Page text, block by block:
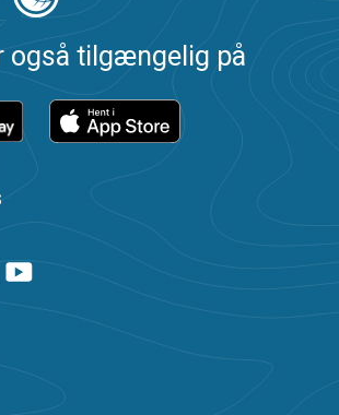
også tilgængelig på